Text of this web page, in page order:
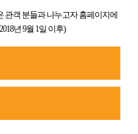
관객 분들과 나누고자 홈페이지에
년 9월 1일 이후)